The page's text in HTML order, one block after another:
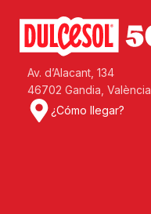
Av. d’Alacant, 134
46702 Gandia, València
¿Cómo llegar?